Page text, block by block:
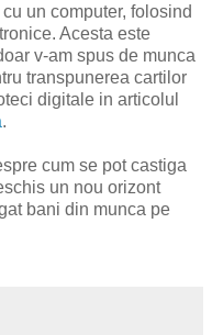
un computer, folosind
Acesta este
v-am spus de munca
transpunerea cartilor
digitale in articolul
.
cum se pot castiga
un nou orizont
bani din munca pe